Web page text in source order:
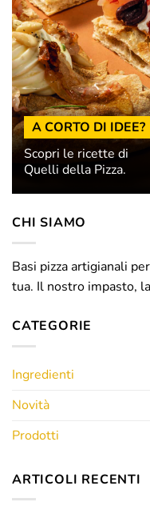
A CORTO DI IDEE?
Scopri le ricette di
Quelli della Pizza.
CHI SIAMO
Basi pizza artigianali
tua. Il nostro impasto,
CATEGORIE
Ingredienti
Novità
Prodotti
ARTICOLI RECENTI